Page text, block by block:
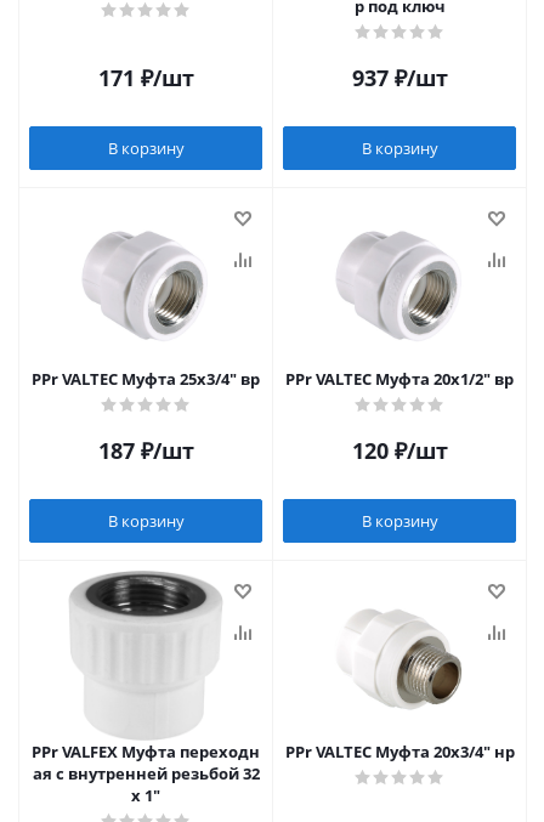
171 ₽/шт
В корзину
р под ключ
937₽/шт
В корзину
PPr VALTEC Муфта 25х3/4" вр
187₽/шт
В корзину
PPr VALTEC Муфта 20х1/2" вр
120₽/шт
В корзину
PPr VALFEX Муфта переходн
ая с внутренней резьбой 32
x 1"
PPr VALTEC Муфта 20х3/4" нр